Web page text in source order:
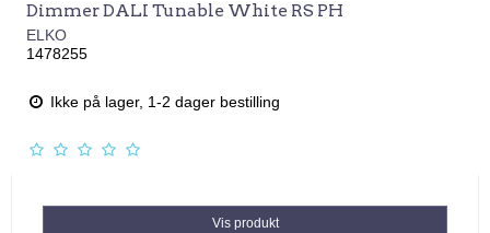
Dimmer DALI Tunable White RS PH
ELKO
1478255
Ikke på lager, 1-2 dager bestilling
Vis produkt